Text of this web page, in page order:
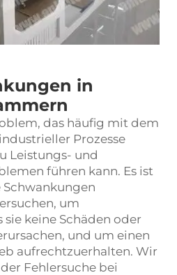
in
das häufig mit dem
Prozesse
Leistungs- und
führen kann. Es ist
um
sie keine Schäden oder
und um einen
aufrechtzuerhalten. Wir
Fehlersuche bei